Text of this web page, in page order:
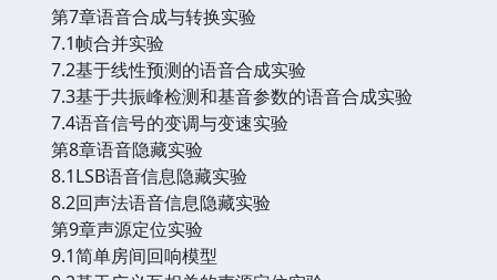
第7章语音合成与转换实验
7.1帧合并实验
7.2基于线性预测的语音合成实验
7.3基于共振峰检测和基音参数的语音合成实验
7.4语音信号的变调与变速实验
第8章语音隐藏实验
8.1LSB语音信息隐藏实验
8.2回声法语音信息隐藏实验
第9章声源定位实验
9.1简单房间回响模型